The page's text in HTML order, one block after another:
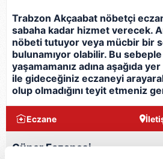
Trabzon Akçaabat nöbetçi
sabaha kadar hizmet verecek.
nöbeti tutuyor veya mücbir bir
bulunamıyor olabilir. Bu
yaşamamanız adına aşağıda
ile gideceğiniz eczaneyi
olup olmadığını teyit etmeniz
Eczane
Güner Eczanesi